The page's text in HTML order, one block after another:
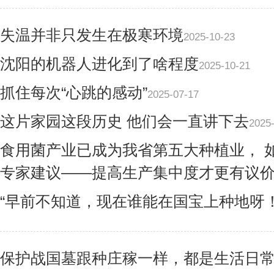
失温并非只发生在极寒环境2025-10-23
沈阳的机器人进化到了啥程度2025-10-21
抓住每次“心跳的感动”2025-07-17
这片家园这段历史 他们会一直讲下去
食用菌产业已成为我省第五大种植业，
专家建议——提高生产集中度才更有议
“早前不知道，现在谁能在国宝上种地呀
保护战国墓跟种庄稼一样，都是生活日